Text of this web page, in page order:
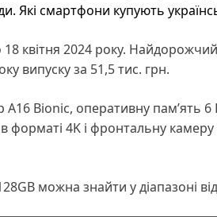
Які смартфони купують
квітня 2024 року.
випуску за 51,5 тис. грн.
Bionic, оперативну пам’ять 6
4K і фронтальну
можна знайти у діапазоні